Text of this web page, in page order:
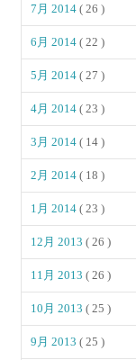
7月 2014( 26 )
6月 2014( 22 )
5月 2014( 27 )
4月 2014( 23 )
3月 2014( 14 )
2月 2014( 18 )
1月 2014( 23 )
12月 2013( 26 )
11月 2013( 26 )
10月 2013( 25 )
9月 2013( 25 )